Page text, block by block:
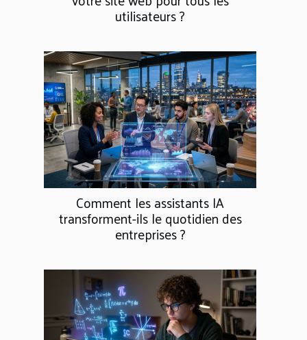
utilisateurs ?
Comment les assistants IA
transforment-ils le quotidien des
entreprises ?